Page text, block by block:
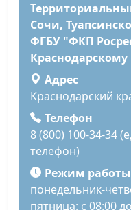
Сочи,
ФГБУ "ФКП
Адрес
Краснодарский
Телефон
8 (800) 100-34-34
телефон)
Режим работы
понедельник-
пятница: с 08:00